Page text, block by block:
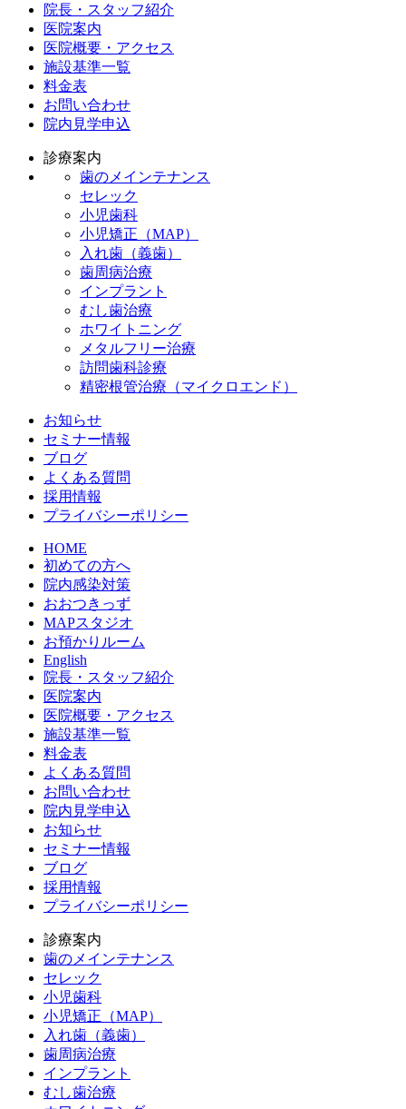
院長・スタッフ紹介
医院案内
医院概要・アクセス
施設基準一覧
料金表
お問い合わせ
院内見学申込
診療案内
歯のメインテナンス
セレック
小児歯科
小児矯正（MAP）
入れ歯（義歯）
歯周病治療
インプラント
むし歯治療
ホワイトニング
メタルフリー治療
訪問歯科診療
精密根管治療（マイクロエンド）
お知らせ
セミナー情報
ブログ
よくある質問
採用情報
プライバシーポリシー
HOME
初めての方へ
院内感染対策
おおつきっず
MAPスタジオ
お預かりルーム
English
院長・スタッフ紹介
医院案内
医院概要・アクセス
施設基準一覧
料金表
よくある質問
お問い合わせ
院内見学申込
お知らせ
セミナー情報
ブログ
採用情報
プライバシーポリシー
診療案内
歯のメインテナンス
セレック
小児歯科
小児矯正（MAP）
入れ歯（義歯）
歯周病治療
インプラント
むし歯治療